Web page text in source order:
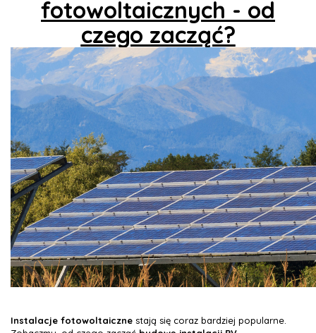
fotowoltaicznych - od
czego zacząć?
Instalacje fotowoltaiczne stają się coraz bardziej popularne.